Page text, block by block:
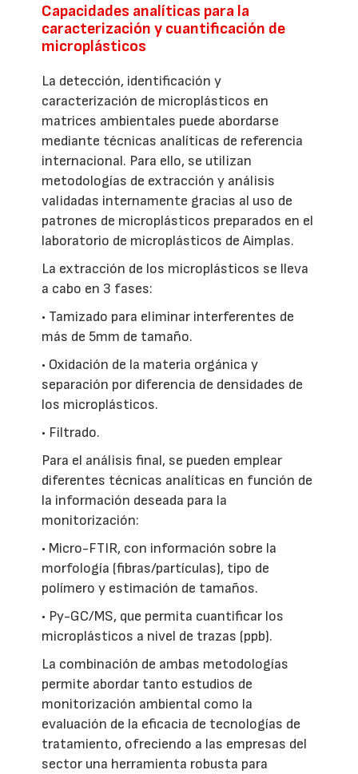
Capacidades analíticas para la
caracterización y cuantificación de
microplásticos
La detección, identificación y
caracterización de microplásticos en
matrices ambientales puede abordarse
mediante técnicas analíticas de referencia
internacional. Para ello, se utilizan
metodologías de extracción y análisis
validadas internamente gracias al uso de
patrones de microplásticos preparados en el
laboratorio de microplásticos de Aimplas.
La extracción de los microplásticos se lleva
a cabo en 3 fases:
• Tamizado para eliminar interferentes de
más de 5mm de tamaño.
• Oxidación de la materia orgánica y
separación por diferencia de densidades de
los microplásticos.
• Filtrado.
Para el análisis final, se pueden emplear
diferentes técnicas analíticas en función de
la información deseada para la
monitorización:
• Micro-FTIR, con información sobre la
morfología (fibras/partículas), tipo de
polímero y estimación de tamaños.
• Py-GC/MS, que permita cuantificar los
microplásticos a nivel de trazas (ppb).
La combinación de ambas metodologías
permite abordar tanto estudios de
monitorización ambiental como la
evaluación de la eficacia de tecnologías de
tratamiento, ofreciendo a las empresas del
sector una herramienta robusta para